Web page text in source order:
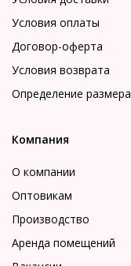
Условия оплаты
Договор-оферта
Условия возврата
Определение размера
Компания
О компании
Оптовикам
Производство
Аренда помещений